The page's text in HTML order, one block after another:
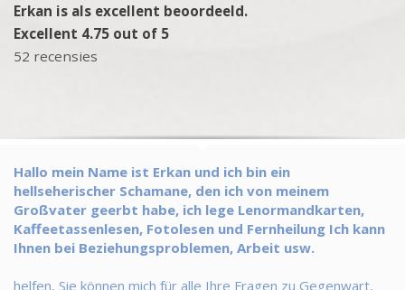
Erkan is als excellent beoordeeld.
Excellent 4.75 out of 5
52 recensies
Hallo mein Name ist Erkan und ich bin ein
hellseherischer Schamane, den ich von meinem
Großvater geerbt habe, ich lege Lenormandkarten,
Kaffeetassenlesen, Fotolesen und Fernheilung Ich kann
Ihnen bei Beziehungsproblemen, Arbeit usw.
helfen, Sie können mich für alle Ihre Fragen zu Gegenwart,